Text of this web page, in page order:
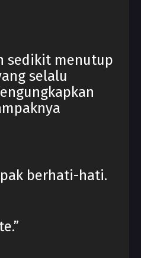
sedikit menutup
selalu
berhati-hati.